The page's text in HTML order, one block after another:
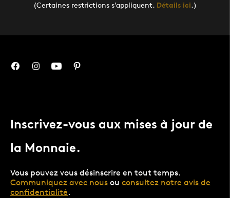
(Certaines restrictions s’appliquent. Détails ici.)
Inscrivez-vous aux mises à jour de
la Monnaie.
Vous pouvez vous désinscrire en tout temps.
Communiquez avec nous ou consultez notre avis de
confidentialité.